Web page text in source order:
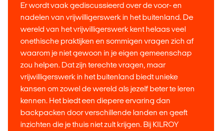
Er wordt vaak gediscussieerd over de voor- en
nadelen van vrijwilligerswerk in het buitenland. De
wereld van het vrijwilligerswerk kent helaas veel
onethische praktijken en sommigen vragen zich af
waarom je niet gewoon in je eigen gemeenschap
zou helpen. Dat zijn terechte vragen, maar
vrijwilligerswerk in het buitenland biedt unieke
kansen om zowel de wereld als jezelf beter te leren
kennen. Het biedt een diepere ervaring dan
backpacken door verschillende landen en geeft
inzichten die je thuis niet zult krijgen. Bij KILROY